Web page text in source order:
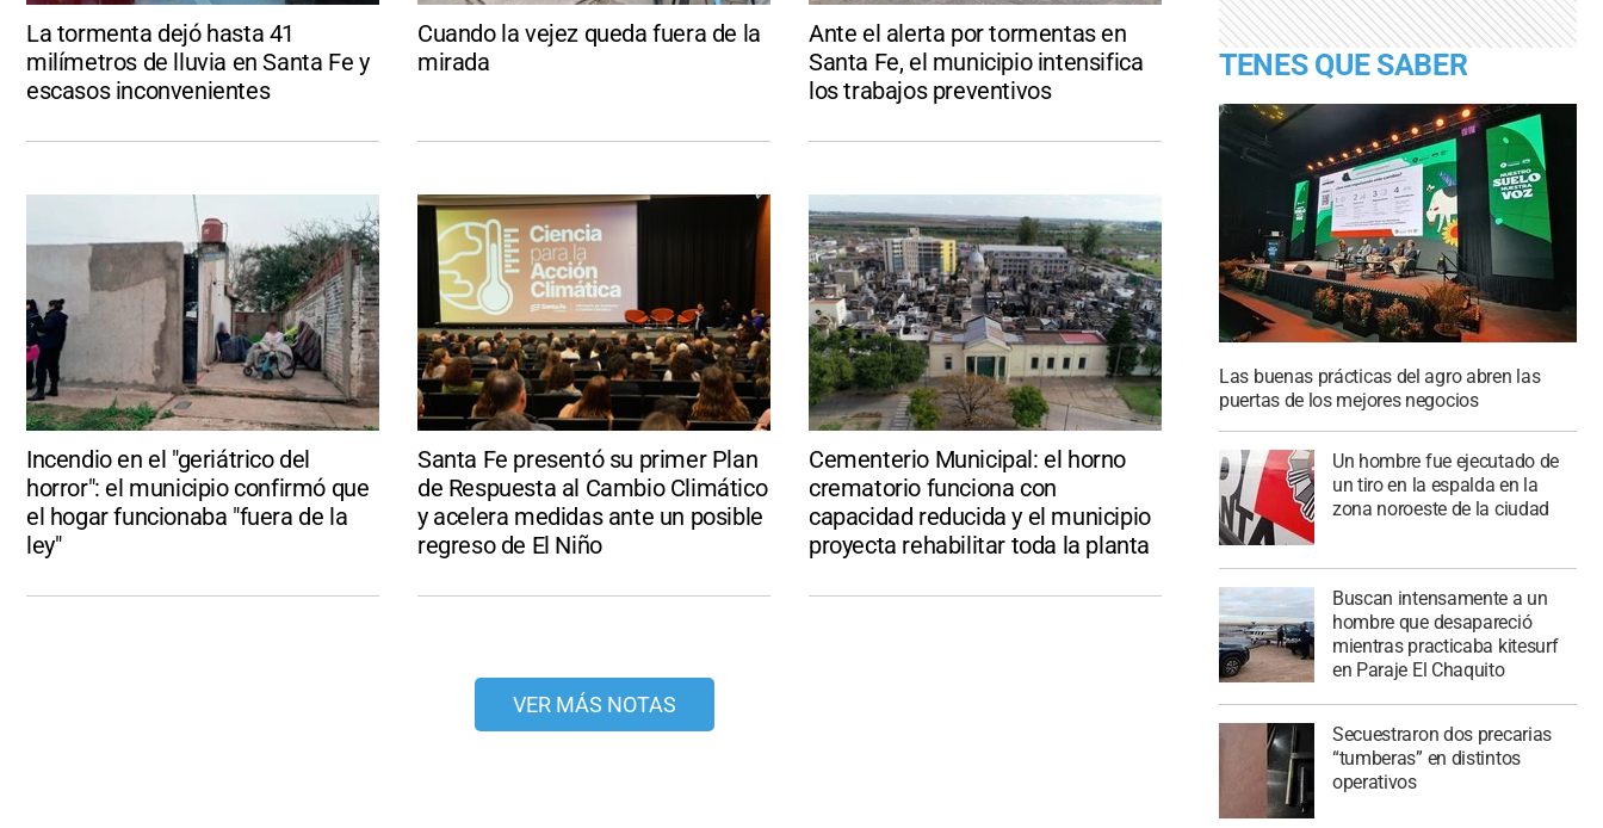
La tormenta dejó hasta 41
milímetros de lluvia en Santa Fe y
escasos inconvenientes
Cuando la vejez queda fuera de la
mirada
Ante el alerta por tormentas en
Santa Fe, el municipio intensifica
los trabajos preventivos
Incendio en el "geriátrico del
horror": el municipio confirmó que
el hogar funcionaba "fuera de la
ley"
Santa Fe presentó su primer Plan
de Respuesta al Cambio Climático
y acelera medidas ante un posible
regreso de El Niño
Cementerio Municipal: el horno
crematorio funciona con
capacidad reducida y el municipio
proyecta rehabilitar toda la planta
VER MÁS NOTAS
TENES QUE SABER
Las buenas prácticas del agro abren las
puertas de los mejores negocios
Un hombre fue ejecutado de
un tiro en la espalda en la
zona noroeste de la ciudad
Buscan intensamente a un
hombre que desapareció
mientras practicaba kitesurf
en Paraje El Chaquito
Secuestraron dos precarias
“tumberas” en distintos
operativos